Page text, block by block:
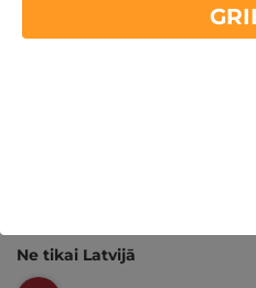
14 dienunaudas
Ne tikai Latvijā